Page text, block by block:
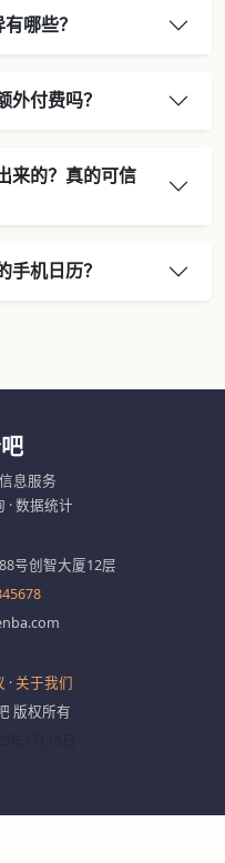
哪些？
外付费吗？
来的？真的可信
机日历？
息服务
· 数据统计
号创智大厦12层
·关于我们
版权所有